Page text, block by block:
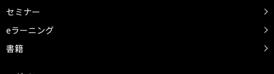
セミナー
eラーニング
書籍